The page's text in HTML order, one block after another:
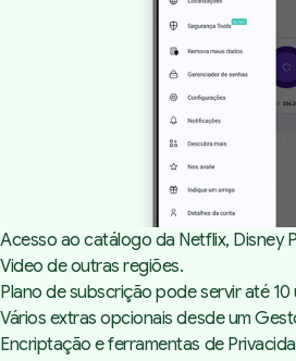
Acesso ao catálogo da Netflix, Disney
Video de outras regiões.
Plano de subscrição pode servir até
Vários extras opcionais desde um
Encriptação e ferramentas de